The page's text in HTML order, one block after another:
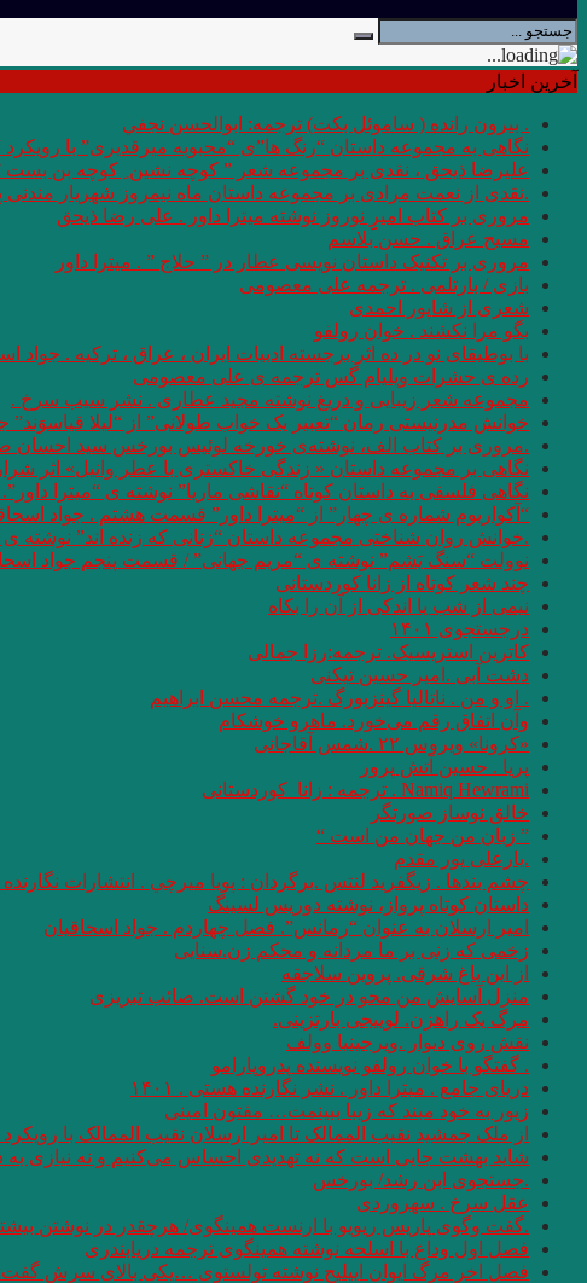
آخرین اخبار
. بيرون رانده ( ساموئل بكت) ترجمه: ابوالحسن نجفي
نگاهی به مجموعه داستان “رنگ ها”ی “محبوبه میرقدیری” با رویکرد
علیرضا ذیحق ، نقدی بر مجموعه شعر ” کوچه نشین ِ کوچه بن
.نقدی از نعمت مرادی بر مجموعه داستان ماه نیمروز شهریار مندنی
مروری بر کتاب امیرِِِ نوروز نوشته میترا داور . علی رضا ذیحق
مسیح عراق . حسن بلاسم
مروری بر تکنیک داستان نویسی عطار در ” حلاج ” . میترا داور
بازی / بارتلمی . ترجمه علی معصومی
شعری از شاپور احمدی
بگو مرا نکشند . خوان رولفو
با بوطیقای نو در ده اثر برجسته ادبیات ایران ، عراق ، ترکیه . جواد
رده ى حشرات ویلیام گس ترجمه ی علی معصومی
مجموعه شعر زیبایی و دریغ نوشته مجید عطاری . نشر سیب سرخ .
خوانش مدرنیستی رمان “تعبیر یک خواب طولانی” از “لیلا
.مروری بر کتاب الف، نوشته‌ی خورخه لوئیس بورخس سید احسان
نگاهی بر مجموعه داستان « زندگی خاکستری با عطر وانیل» اثر
نگاهی فلسفی به داستان کوتاه “نقاشی ماریا” نوشته ی “میترا
“آکواریوم شماره ی چهار” از “میترا داور” قسمت هشتم . جواد
.خوانش روان شناختی مجموعه داستان “زنانی که زنده اند”
نوولت “سنگ یَشم” نوشته ی “مریم جهانی” / قسمت پنجم جواد
چند شعر کوتاه از زانا کوردستانی
نيمى از شب يا اندكى از آن را بكاه
درجستجوی ۱۴۰۱
کاترین استریسیک. ترجمه:رزا جمالی
دشت آبی .امیر حسین تیکنی
. او و من . ناتالیا گینزبورگ .ترجمه محسن ابراهیم
وآن اتفاق رقم می‌خورد. ماهرو خوشکام
«کرونا» ویروس ۲۲ .شمس آقاجانی
پریا . حسین آتش پرور
Namiq Hewrami . ترجمه : زانا_کوردستانی
خالق نوساز صورتگر
” زبان من جهان من است “
.یارعلی پور مقدم
چشم بندها . زیگفرید لنتس .برگردان : پويا ميرچي . انتشارات
داستان کوتاه پرواز، نوشته دوریس لسینگ
امیر ارسلان به عنوان “رمانس”. فصل چهاردم . جواد اسحاقیان
زخمی که زنی بر ما مردانه و محکم زن.سنایی
از این باغ شرقی. پروین سلاجقه
منزل آسایش من محو در خود گشتن است. صائب تبریزی
مرگ یک راهزن. لوییجی بارتزینی.
نقش روی دیوار .ویرجینیا وولف
. گفتگو با خوان رولفو نویسنده پدروپارامو
دریای جامع . میترا داور . نشر نگارنده هستی . ۱۴۰۱
زیور به خود مبند که زیبا ببینمت… مفتون امینی
از ملک جمشید نقیب الممالک تا امیر ارسلان نقیب الممالک با
شاید بهشت جایی است که نه تهدیدی احساس می‌کنیم و نه نیازی به
.جستجوی ابن رشد/ بورخس
عقل سرخ . سهروردی
.گفت وگوی پاریس ریویو با ارنست همینگوی/ هرچقدر در نوشتن
فصل اول وداع با اسلحه نوشته همینگوی ترجمه دریابندری
فصل اخر مرگ ایوان اییلیج نوشته تولستوی …یکی بالای سرش گفت: